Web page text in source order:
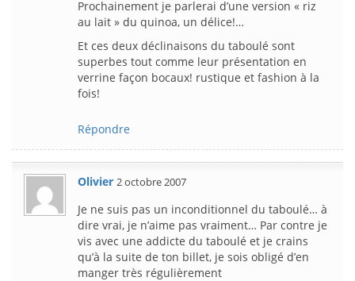
Prochainement je parlerai d’une version « riz
au lait » du quinoa, un délice!…
Et ces deux déclinaisons du taboulé sont
superbes tout comme leur présentation en
verrine façon bocaux! rustique et fashion à la
fois!
Répondre
Olivier 2 octobre 2007
Je ne suis pas un inconditionnel du taboulé… à
dire vrai, je n’aime pas vraiment… Par contre je
vis avec une addicte du taboulé et je crains
qu’à la suite de ton billet, je sois obligé d’en
manger très régulièrement